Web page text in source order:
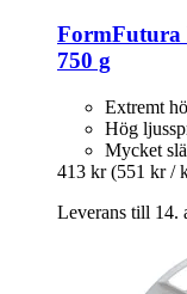
FormFutura
750 g
Extremt
Hög
Mycket
413 kr (551 kr /
Leverans till 14.